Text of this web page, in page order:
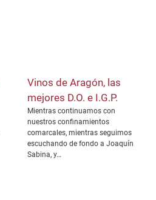
Vinos de Aragón, las
mejores D.O. e I.G.P.
Mientras continuamos con
nuestros confinamientos
comarcales, mientras seguimos
escuchando de fondo a Joaquín
Sabina, y…